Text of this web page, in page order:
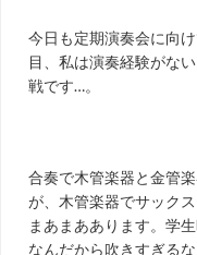
今日も定期演奏会に向
目、私は演奏経験がな
戦です…。
合奏で木管楽器と金管
が、木管楽器でサック
まあまああります。学
なんだから吹きすぎる